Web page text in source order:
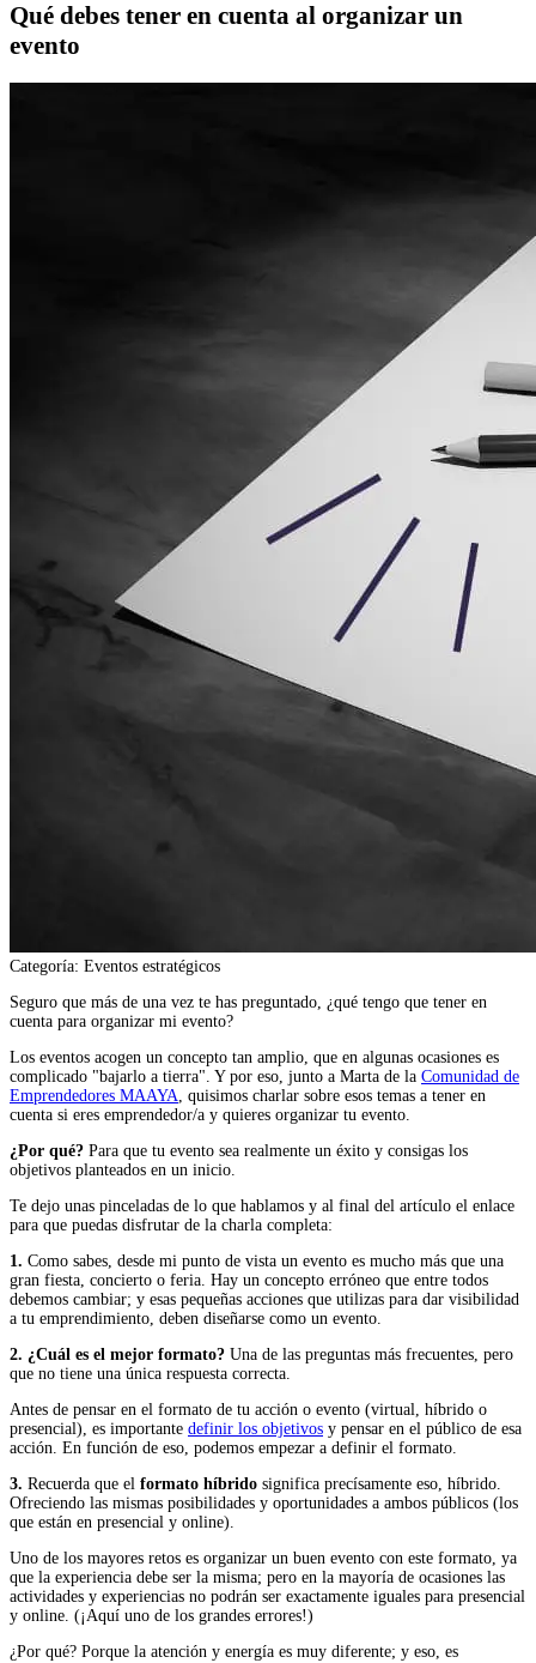
Qué debes tener en cuenta al organizar un
evento
Categoría: Eventos estratégicos
Seguro que más de una vez te has preguntado, ¿qué tengo que tener en
cuenta para organizar mi evento?
Los eventos acogen un concepto tan amplio, que en algunas ocasiones es
complicado "bajarlo a tierra". Y por eso, junto a Marta de la Comunidad de
Emprendedores MAAYA , quisimos charlar sobre esos temas a tener en
cuenta si eres emprendedor/a y quieres organizar tu evento.
¿Por qué? Para que tu evento sea realmente un éxito y consigas los
objetivos planteados en un inicio.
Te dejo unas pinceladas de lo que hablamos y al final del artículo el enlace
para que puedas disfrutar de la charla completa:
1. Como sabes, desde mi punto de vista un evento es mucho más que una
gran fiesta, concierto o feria. Hay un concepto erróneo que entre todos
debemos cambiar; y esas pequeñas acciones que utilizas para dar visibilidad
a tu emprendimiento, deben diseñarse como un evento.
2. ¿Cuál es el mejor formato? Una de las preguntas más frecuentes, pero
que no tiene una única respuesta correcta.
Antes de pensar en el formato de tu acción o evento (virtual, híbrido o
presencial), es importante definir los objetivos y pensar en el público de esa
acción. En función de eso, podemos empezar a definir el formato.
3. Recuerda que el formato híbrido significa precísamente eso, híbrido.
Ofreciendo las mismas posibilidades y oportunidades a ambos públicos (los
que están en presencial y online).
Uno de los mayores retos es organizar un buen evento con este formato, ya
que la experiencia debe ser la misma; pero en la mayoría de ocasiones las
actividades y experiencias no podrán ser exactamente iguales para presencial
y online. (¡Aquí uno de los grandes errores!)
¿Por qué? Porque la atención y energía es muy diferente; y eso, es